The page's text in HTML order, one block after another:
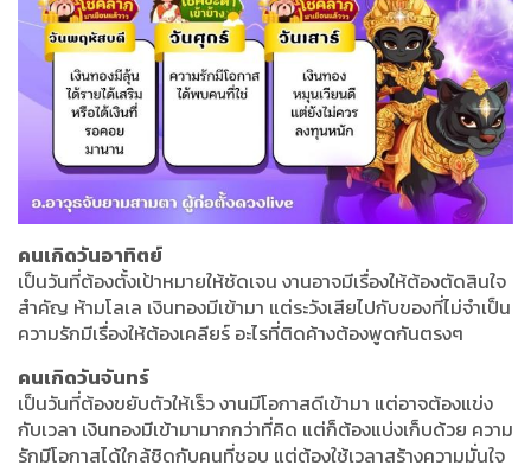
คนเกิดวันอาทิตย์
เป็นวันที่ต้องตั้งเป้าหมายให้ชัดเจน งานอาจมีเรื่องให้ต้องตัดสินใจ
สำคัญ ห้ามโลเล เงินทองมีเข้ามา แต่ระวังเสียไปกับของที่ไม่จำเป็น
ความรักมีเรื่องให้ต้องเคลียร์ อะไรที่ติดค้างต้องพูดกันตรงๆ
คนเกิดวันจันทร์
เป็นวันที่ต้องขยับตัวให้เร็ว งานมีโอกาสดีเข้ามา แต่อาจต้องแข่ง
กับเวลา เงินทองมีเข้ามามากกว่าที่คิด แต่ก็ต้องแบ่งเก็บด้วย ความ
รักมีโอกาสได้ใกล้ชิดกับคนที่ชอบ แต่ต้องใช้เวลาสร้างความมั่นใจ